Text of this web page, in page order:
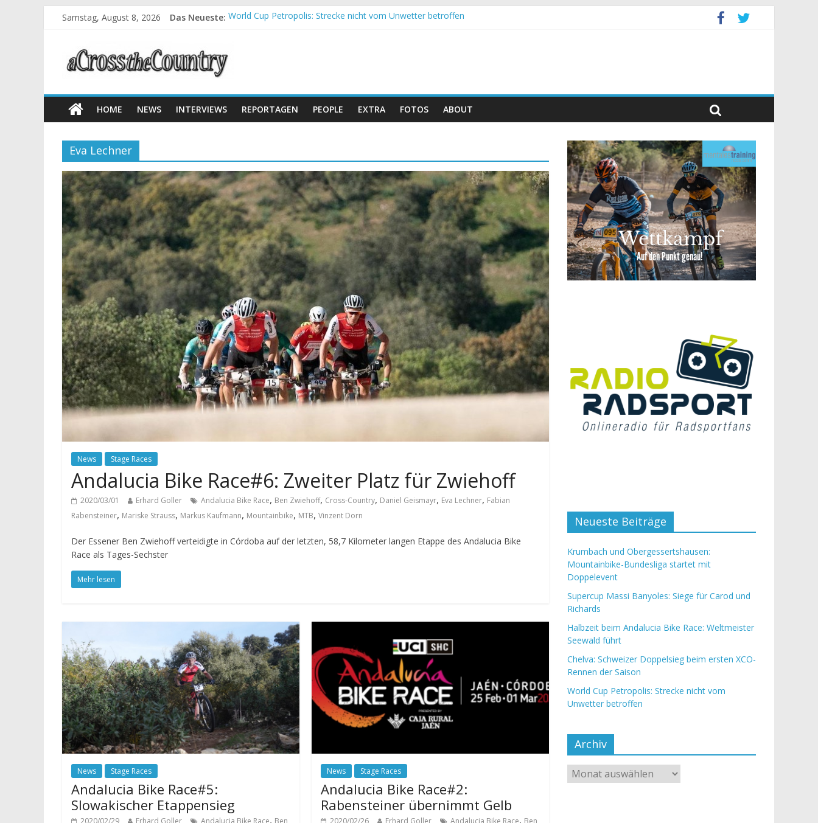
Samstag, August 8, 2026 Das Neueste: World Cup Petropolis: Strecke nicht vom Unwetter betroffen
HOME NEWS INTERVIEWS REPORTAGEN PEOPLE EXTRA FOTOS ABOUT
Eva Lechner
News Stage Races
Andalucia Bike Race#6: Zweiter Platz für Zwiehoff
2020/03/01 Erhard Goller Andalucia Bike Race, Ben Zwiehoff, Cross-Country, Daniel Geismayr, Eva Lechner, Fabian
Rabensteiner, Mariske Strauss, Markus Kaufmann, Mountainbike, MTB, Vinzent Dorn
Der Essener Ben Zwiehoff verteidigte in Córdoba auf der letzten, 58,7 Kilometer langen Etappe des Andalucia Bike
Race als Tages-Sechster
Mehr lesen
News Stage Races
Andalucia Bike Race#5:
Slowakischer Etappensieg
2020/02/29 Erhard Goller Andalucia Bike Race, Ben
News Stage Races
Andalucia Bike Race#2:
Rabensteiner übernimmt Gelb
2020/02/26 Erhard Goller Andalucia Bike Race, Ben
Neueste Beiträge
Krumbach und Obergessertshausen:
Mountainbike-Bundesliga startet mit
Doppelevent
Supercup Massi Banyoles: Siege für Carod und
Richards
Halbzeit beim Andalucia Bike Race: Weltmeister
Seewald führt
Chelva: Schweizer Doppelsieg beim ersten XCO-
Rennen der Saison
World Cup Petropolis: Strecke nicht vom
Unwetter betroffen
Archiv